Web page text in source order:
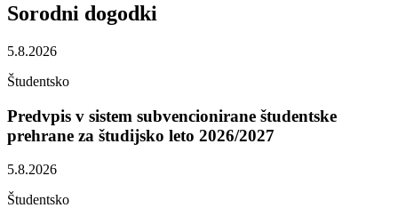
Sorodni dogodki
5.8.2026
Študentsko
Predvpis v sistem subvencionirane študentske
prehrane za študijsko leto 2026/2027
5.8.2026
Študentsko